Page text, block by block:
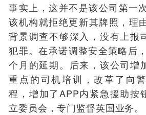
事实上，这并不是该公司第一
该机构就拒绝更新其牌照，理
背景调查不够深入，没有上报
犯罪。在承诺调整安全策略后
个月的延期。后来，该公司增
重点的司机培训，改革了向
程，增加了APP内紧急援助按
立委员会，专门监督英国业务。